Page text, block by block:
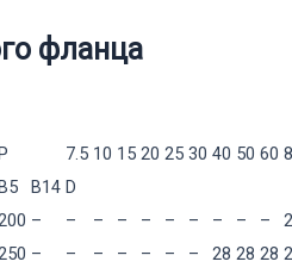
фланца
7.5 10 15 20 25 30 40 50 60
B14 D
– – – – – – – – – –
– – – – – – – 28 28 28